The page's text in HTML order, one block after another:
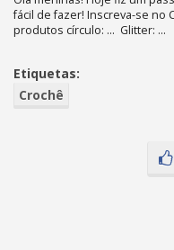
fácil de fazer! Inscreva-se no
produtos círculo: ... Glitter: ...
Etiquetas:
Crochê